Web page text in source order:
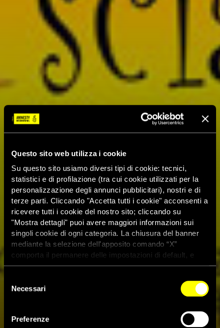
Questo sito web utilizza i cookie
Su questo sito usiamo diversi tipi di cookie: tecnici,
statistici e di profilazione (tra cui cookie utilizzati per la
personalizzazione degli annunci pubblicitari), nostri e di
terze parti. Cliccando "Accetta tutti i cookie" acconsenti a
ricevere tutti i cookie del nostro sito; cliccando su
"Mostra dettagli" puoi avere maggiori informazioni sui
singoli cookie di ogni categoria. La chiusura del banner
mediante la selezione dell'apposito comando “X”
comporta il permanere delle impostazioni di default, e
dunque la continuazione della navigazione con i cookie
dei cookie attivi sul sito clicca
delNecessari
Preferenze